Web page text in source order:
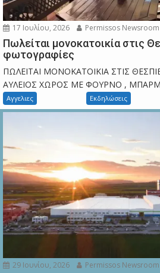
17 Ιουλίου, 2026 Permissos Newsroom
Πωλείται μονοκατοικία στις
φωτογραφίες
ΠΩΛΕΙΤΑΙ ΜΟΝΟΚΑΤΟΙΚΙΑ ΣΤΙΣ
ΑΥΛΕΙΟΣ ΧΩΡΟΣ ΜΕ ΦΟΥΡΝΟ ,
Αγγελιες Εκδηλώσεις
29 Ιουνίου, 2026 Permissos Newsroom